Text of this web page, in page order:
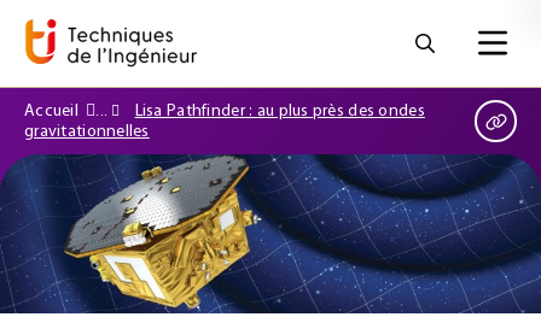
Accueil
Lisa Pathfinder : au plus près des ondes
gravitationnelles